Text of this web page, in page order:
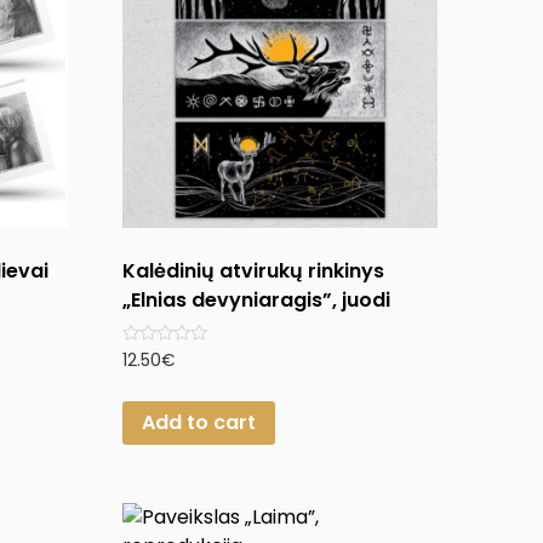
Kalėdinių atvirukų rinkinys
„Elnias devyniaragis”, juodi
Rated
of
12.50€
Add to cart